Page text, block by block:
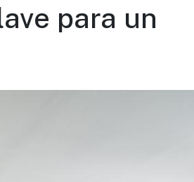
para un